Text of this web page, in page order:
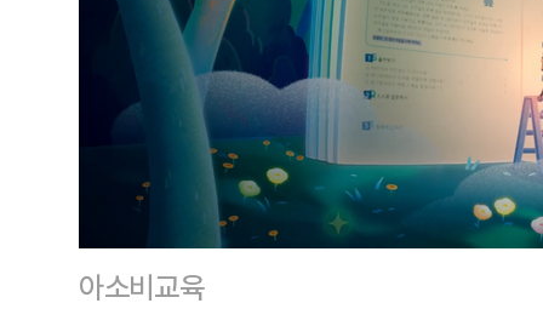
아소비교육